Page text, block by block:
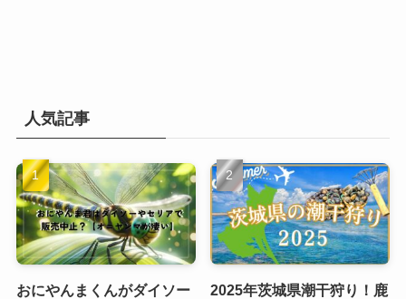
人気記事
おにやんまくんがダイソー
2025年茨城県潮干狩り！鹿